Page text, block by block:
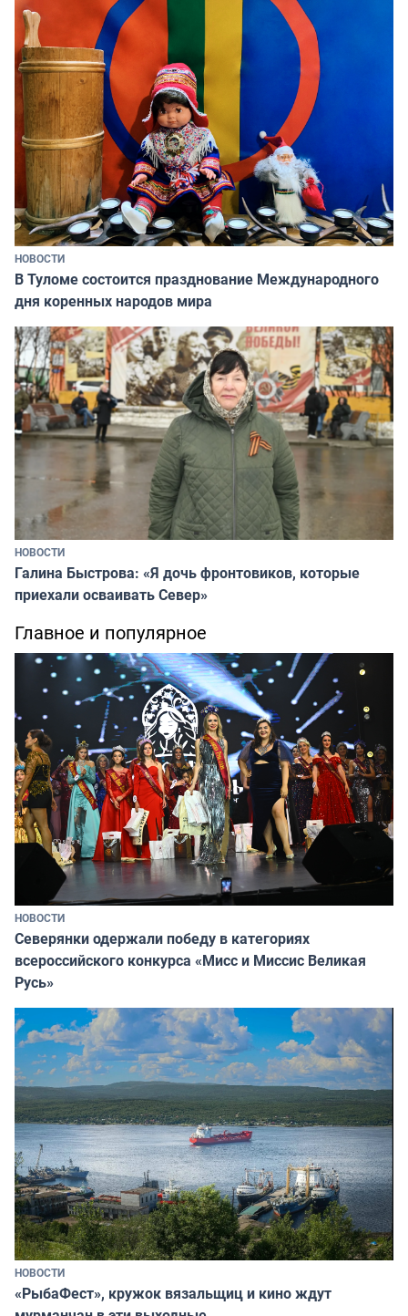
НОВОСТИ
В Туломе состоится празднование Международного
дня коренных народов мира
НОВОСТИ
Галина Быстрова: «Я дочь фронтовиков, которые
приехали осваивать Север»
Главное и популярное
НОВОСТИ
Северянки одержали победу в категориях
всероссийского конкурса «Мисс и Миссис Великая
Русь»
НОВОСТИ
«РыбаФест», кружок вязальщиц и кино ждут